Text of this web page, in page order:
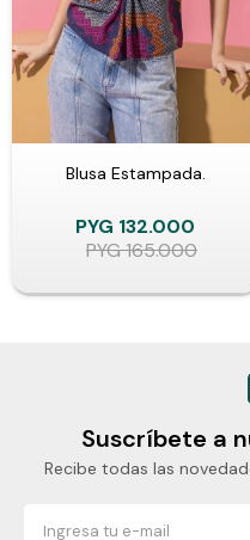
Blusa Estampada.
PYG 132.000
PYG165.000
Suscríbete a
Recibe todas las